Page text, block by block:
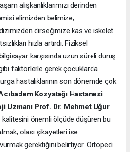
alışkanlıklarımızı derinden
elimizden belimize,
dirseğimize kas ve iskelet
hızla artırdı. Fiziksel
karşısında uzun süreli duruş
gibi faktörlerle gerek çocuklarda
hastalıklarının son dönemde çok
Kozyatağı Hastanesi
Uzmanı Prof. Dr. Mehmet Uğur
önemli ölçüde düşüren bu
olası şikayetleri ise
gerektiğini belirtiyor. Ortopedi